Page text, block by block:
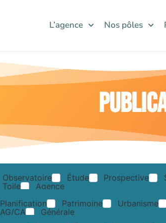
L’agence Nos pôles
Observatoire Étude Prospective
Toile
Agence
Planification Patrimoine Urbanisme
AG/CA
Générale